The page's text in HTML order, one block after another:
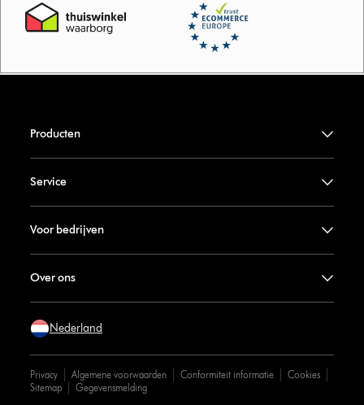
Producten
Service
Voor bedrijven
Over ons
Nederland
Privacy Algemene voorwaarden Conformiteit informatie
Cookies
Sitemap
Gegevensmelding